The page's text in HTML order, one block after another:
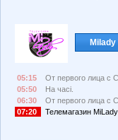
05:15
От первого лица с
05:50
На часі.
06:30
От первого лица с
07:20
Телемагазин